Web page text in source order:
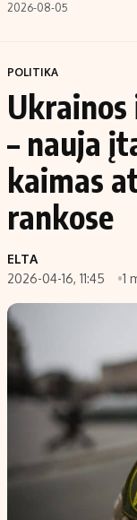
2026-08-05
POLITIKA
Ukrainos
– nauja
kaimas
rankose
ELTA
2026-04-16, 11:45
1